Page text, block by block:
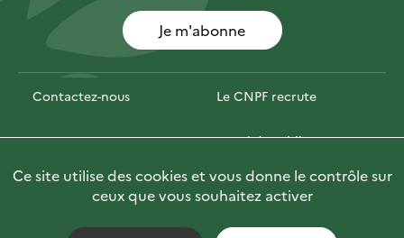
Je m'abonne
Contactez-nous Le CNPF recrute
Espace presse Marchés publics
Photofor Briefly in English
Ce site utilise des cookies et vous donne le contrôle sur
ceux que vous souhaitez activer